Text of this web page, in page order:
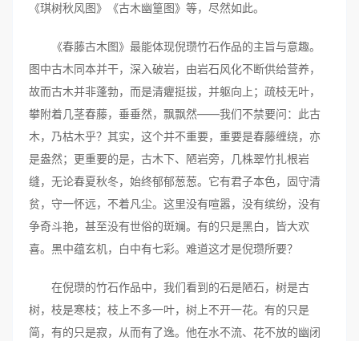
《琪树秋风图》《古木幽篁图》等，尽然如此。
《春藤古木图》最能体现倪瓒竹石作品的主旨与意趣。
图中古木同本并干，深入破岩，由岩石风化不断供给营养，
故而古木并非蓬勃，而是清癯挺拔，并躯向上；疏枝无叶，
攀附着几茎春藤，垂垂然，飘飘然——我们不禁要问：此古
木，乃枯木乎？其实，这个并不重要，重要是春藤缠绕，亦
是盎然；更重要的是，古木下、陋岩旁，几株翠竹扎根岩
缝，无论春夏秋冬，始终郁郁葱葱。它有君子本色，固守清
贫，守一怀远，不着凡尘。这里没有喧嚣，没有缤纷，没有
争奇斗艳，甚至没有世俗的斑斓。有的只是黑白，皆大欢
喜。黑中蕴玄机，白中有七彩。难道这才是倪瓒所要？
在倪瓒的竹石作品中，我们看到的石是陋石，树是古
树，枝是寒枝；枝上不多一叶，树上不开一花。有的只是
简，有的只是寂，从而有了逸。他在水不流、花不放的幽闭